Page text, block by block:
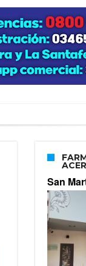
San